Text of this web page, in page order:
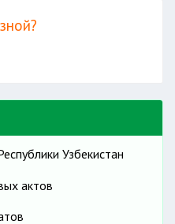
Узбекистан
актов